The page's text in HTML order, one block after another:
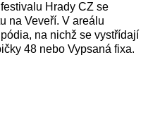
Hrady CZ se
na Veveří. V areálu
na nichž se vystřídají
48 nebo Vypsaná fixa.